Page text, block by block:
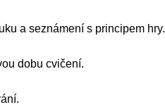
a seznámení s principem hry.
dobu cvičení.